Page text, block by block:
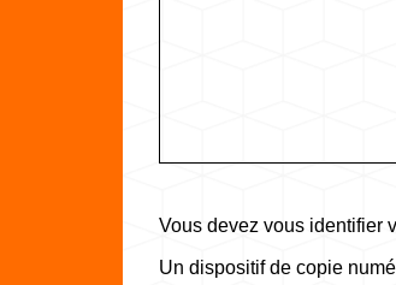
Vous devez vous identifier
Un dispositif de copie